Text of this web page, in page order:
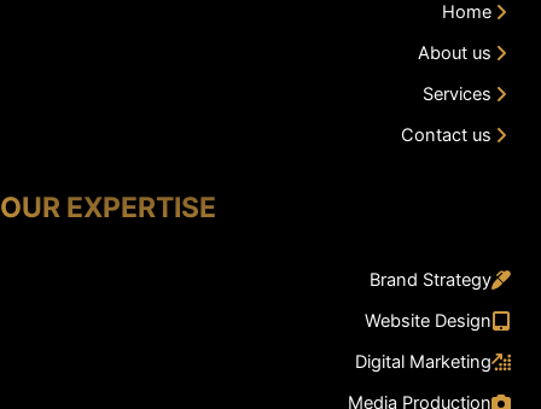
Home
About us
Services
Contact us
OUR EXPERTISE
Brand Strategy
Website Design
Digital Marketing
Media Production